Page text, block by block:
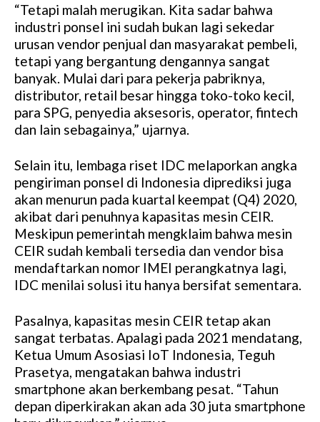
“Tetapi malah merugikan. Kita sadar bahwa
industri ponsel ini sudah bukan lagi sekedar
urusan vendor penjual dan masyarakat pembeli,
tetapi yang bergantung dengannya sangat
banyak. Mulai dari para pekerja pabriknya,
distributor, retail besar hingga toko-toko kecil,
para SPG, penyedia aksesoris, operator, fintech
dan lain sebagainya,” ujarnya.
Selain itu, lembaga riset IDC melaporkan angka
pengiriman ponsel di Indonesia diprediksi juga
akan menurun pada kuartal keempat (Q4) 2020,
akibat dari penuhnya kapasitas mesin CEIR.
Meskipun pemerintah mengklaim bahwa mesin
CEIR sudah kembali tersedia dan vendor bisa
mendaftarkan nomor IMEI perangkatnya lagi,
IDC menilai solusi itu hanya bersifat sementara.
Pasalnya, kapasitas mesin CEIR tetap akan
sangat terbatas. Apalagi pada 2021 mendatang,
Ketua Umum Asosiasi IoT Indonesia, Teguh
Prasetya, mengatakan bahwa industri
smartphone akan berkembang pesat. “Tahun
depan diperkirakan akan ada 30 juta smartphone